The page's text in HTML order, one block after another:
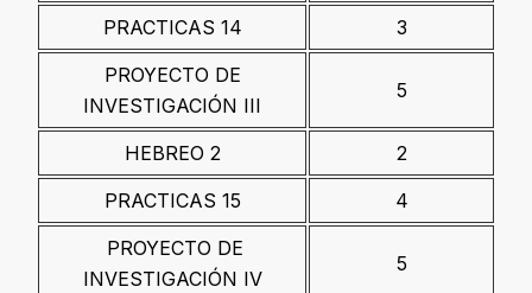
PRACTICAS 14
3
PROYECTO DE
INVESTIGACIÓN III
5
HEBREO 2
2
PRACTICAS 15
4
PROYECTO DE
INVESTIGACIÓN IV
5